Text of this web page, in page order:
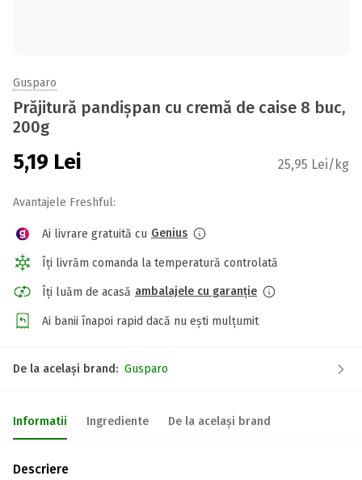
Gusparo
Prăjitură pandișpan cu cremă de caise 8 buc,
200g
5,19 Lei 25,95 Lei/kg
Avantajele Freshful:
Ai livrare gratuită cu Genius
Îți livrăm comanda la temperatură controlată
Îți luăm de acasă ambalajele cu garanție
Ai banii înapoi rapid dacă nu ești mulțumit
De la același brand: Gusparo
Informatii Ingrediente De la același brand
Descriere